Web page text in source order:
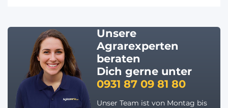
Unsere
Agrarexperten
beraten
Dich gerne unter
0931 87 09 81 80
Unser Team ist von Montag bis